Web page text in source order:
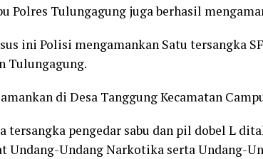
Polres Tulungagung juga berhasil
ini Polisi mengamankan Satu tersangka
Tulungagung.
di Desa Tanggung Kecamatan
tersangka pengedar sabu dan pil dobel L
Undang-Undang Narkotika serta Undang-